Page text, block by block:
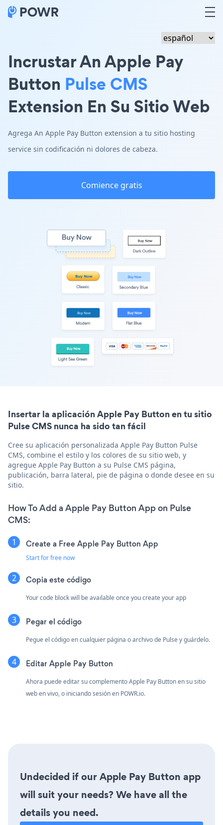
Incrustar An Apple Pay
Button Pulse CMS
Extension En Su Sitio Web
Agrega An Apple Pay Button extension a tu sitio hosting
service sin codificación ni dolores de cabeza.
Comience gratis
Insertar la aplicación Apple Pay Button en tu sitio
Pulse CMS nunca ha sido tan fácil
Cree su aplicación personalizada Apple Pay Button Pulse
CMS, combine el estilo y los colores de su sitio web, y
agregue Apple Pay Button a su Pulse CMS página,
publicación, barra lateral, pie de página o donde desee en su
sitio.
How To Add a Apple Pay Button App on Pulse
CMS:
Create a Free Apple Pay Button App
Start for free now
Copia este código
Your code block will be available once you create your app
Pegar el código
Pegue el código en cualquier página o archivo de Pulse y guárdelo.
Editar Apple Pay Button
Ahora puede editar su complemento Apple Pay Button en su sitio
web en vivo, o iniciandosesión en POWR.io.
Undecided if our Apple Pay Button app
will suit your needs? We have all the
details you need.